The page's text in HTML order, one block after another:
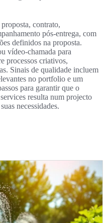
contrato,
pós-entrega, com
definidos na proposta.
vídeo-chamada para
processos criativos,
Sinais de qualidade incluem
no portfolio e um
para garantir que o
resulta num projecto
necessidades.